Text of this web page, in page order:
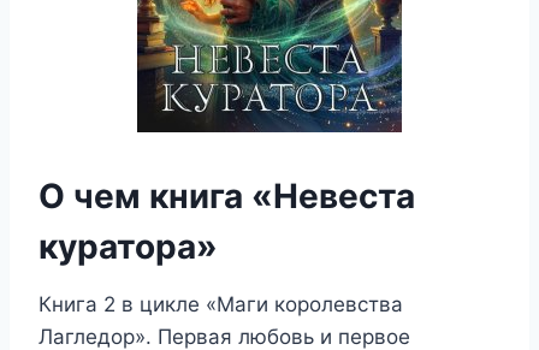
О чем книга «Невеста
куратора»
Книга 2 в цикле «Маги королевства
Лагледор». Первая любовь и первое